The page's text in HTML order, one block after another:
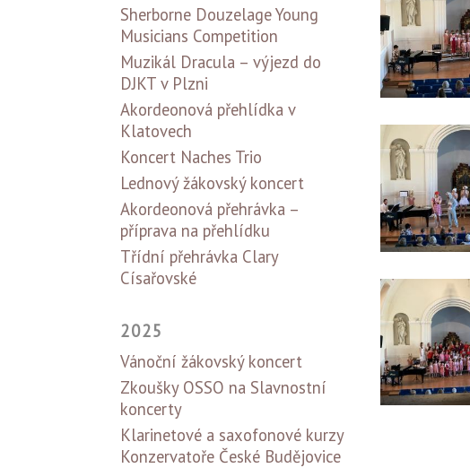
Sherborne Douzelage Young
Musicians Competition
Muzikál Dracula – výjezd do
DJKT v Plzni
Akordeonová přehlídka v
Klatovech
Koncert Naches Trio
Lednový žákovský koncert
Akordeonová přehrávka –
příprava na přehlídku
Třídní přehrávka Clary
Císařovské
2025
Vánoční žákovský koncert
Zkoušky OSSO na Slavnostní
koncerty
Klarinetové a saxofonové kurzy
Konzervatoře České Budějovice